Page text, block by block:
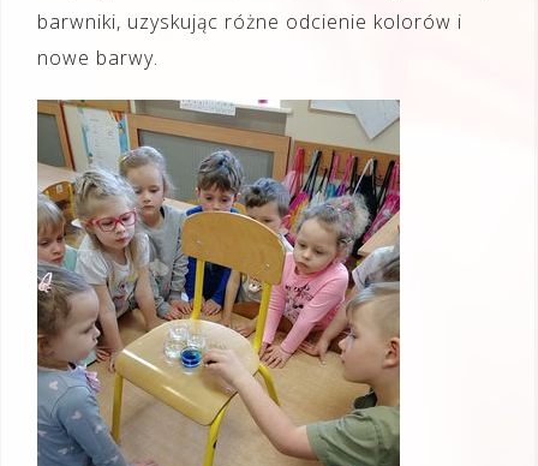
barwniki, uzyskując różne odcienie kolorów i
nowe barwy.